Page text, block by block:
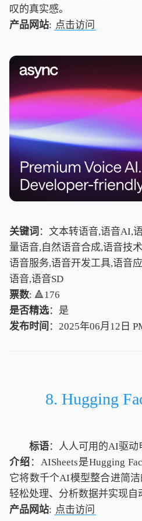
叹的真实感。
产品网站: 点击访问
关键词 ：文本转语音,语音AI,
量语音,自然语音合成,语音技
语音服务,语音开发工具,语音
语音,语音SD
票数: 🔺176
是否精选：是
发布时间 ：2025年06月12日
8. Hugging
标语：人人可用的AI驱动
介绍 ：AISheets是Hugging
它将数千个AI模型整合进简
轻松处理、分析数据并实现自
产品网站: 点击访问